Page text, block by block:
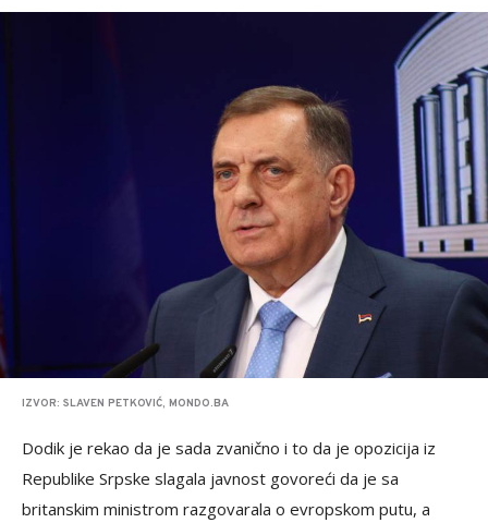
IZVOR: SLAVEN PETKOVIĆ, MONDO.BA
Dodik je rekao da je sada zvanično i to da je opozicija iz
Republike Srpske slagala javnost govoreći da je sa
britanskim ministrom razgovarala o evropskom putu, a